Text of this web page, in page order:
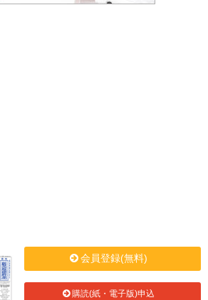
会員登録(無料)
購読(紙・電子版)申込